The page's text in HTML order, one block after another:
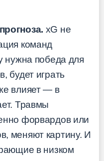
xG не
команд
нужна победа для
будет играть
влияет — в
Травмы
форвардов или
меняют картину. И
в низком